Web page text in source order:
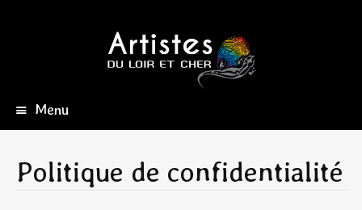
Menu
principal
Politique de confidentialité